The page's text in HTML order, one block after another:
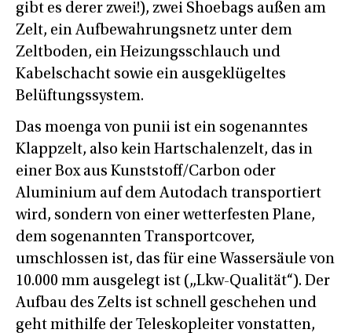
gibt es derer zwei!), zwei Shoebags außen am
Zelt, ein Aufbewahrungsnetz unter dem
Zeltboden, ein Heizungsschlauch und
Kabelschacht sowie ein ausgeklügeltes
Belüftungssystem.
Das moenga von punii ist ein sogenanntes
Klappzelt, also kein Hartschalenzelt, das in
einer Box aus Kunststoff/Carbon oder
Aluminium auf dem Autodach transportiert
wird, sondern von einer wetterfesten Plane,
dem sogenannten Transportcover,
umschlossen ist, das für eine Wassersäule von
10.000 mm ausgelegt ist („Lkw-Qualität“). Der
Aufbau des Zelts ist schnell geschehen und
geht mithilfe der Teleskopleiter vonstatten,